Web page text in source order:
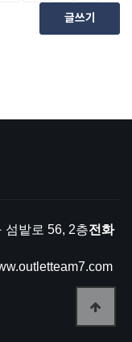
글쓰기
섬밭로 56, 2층전화